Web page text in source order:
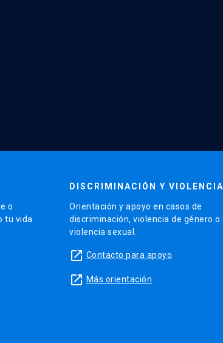
o
tu vida
DISCRIMINACIÓN Y VIOLENCIA
Orientación y apoyo en casos de
discriminación, violencia de género o
violencia sexual.
launch Contacto para apoyo
launch Más orientación